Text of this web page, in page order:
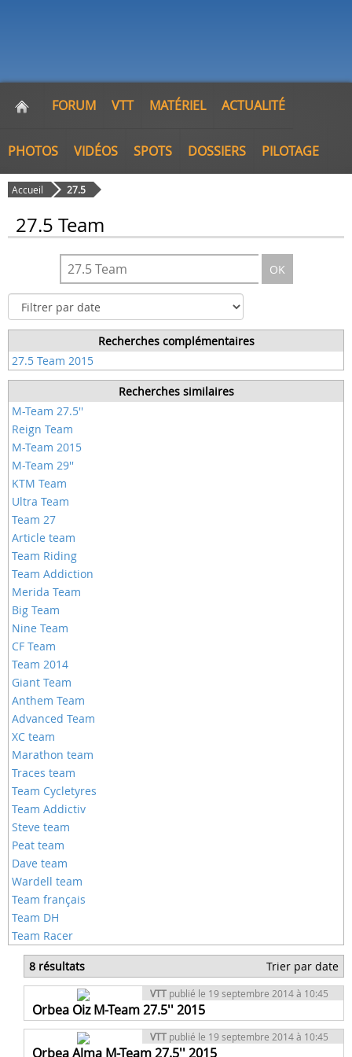
FORUM VTT MATÉRIEL ACTUALITÉ
PHOTOS VIDÉOS SPOTS DOSSIERS PILOTAGE
Accueil 27.5
27.5 Team
OK
Recherches complémentaires
27.5 Team 2015
Recherches similaires
M-Team 27.5''
Reign Team
M-Team 2015
M-Team 29''
KTM Team
Ultra Team
Team 27
Article team
Team Riding
Team Addiction
Merida Team
Big Team
Nine Team
CF Team
Team 2014
Giant Team
Anthem Team
Advanced Team
XC team
Marathon team
Traces team
Team Cycletyres
Team Addictiv
Steve team
Peat team
Dave team
Wardell team
Team français
Team DH
Team Racer
8 résultats Trier par date
VTT publié le 19 septembre 2014 à 10:45
Orbea Oiz M-Team 27.5'' 2015
VTT publié le 19 septembre 2014 à 10:45
Orbea Alma M-Team 27.5'' 2015